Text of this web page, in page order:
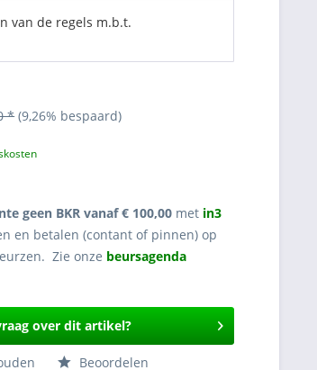
van de regels m.b.t.
* (9,26% bespaard)
geen BKR vanaf € 100,00 met in3
en betalen (contant of pinnen) op
Zie onze beursagenda
over dit artikel?
Beoordelen